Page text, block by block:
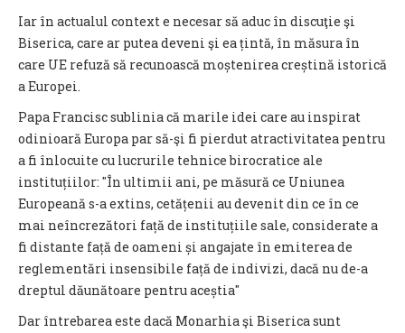
Iar în actualul context e necesar să aduc în discuţie şi
Biserica, care ar putea deveni şi ea țintă, în măsura în
care UE refuză să recunoască moștenirea creștină istorică
a Europei.
Papa Francisc sublinia că marile idei care au inspirat
odinioară Europa par să-şi fi pierdut atractivitatea pentru
a fi înlocuite cu lucrurile tehnice birocratice ale
instituțiilor: "În ultimii ani, pe măsură ce Uniunea
Europeană s-a extins, cetățenii au devenit din ce în ce
mai neîncrezători față de instituțiile sale, considerate a
fi distante față de oameni și angajate în emiterea de
reglementări insensibile față de indivizi, dacă nu de-a
dreptul dăunătoare pentru aceștia"
Dar întrebarea este dacă Monarhia şi Biserica sunt